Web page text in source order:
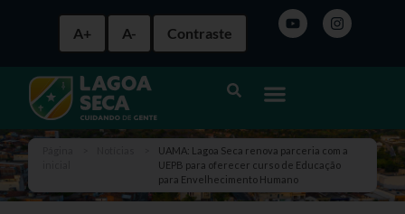
A+ A- Contraste
UAMA: Lagoa Seca renova parceria com a
UEPB para oferecer curso de Educação
para Envelhecimento Humano